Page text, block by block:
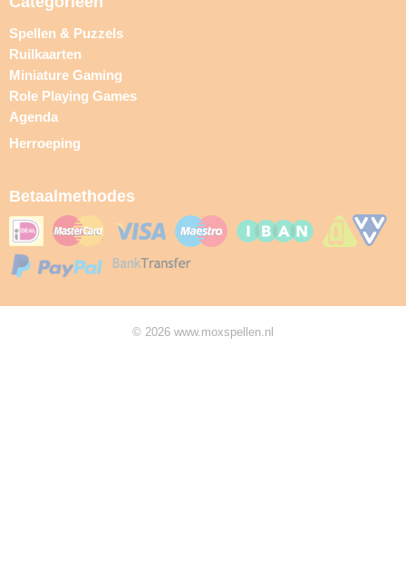
Spellen & Puzzels
Ruilkaarten
Miniature Gaming
Role Playing Games
Agenda
Herroeping
Betaalmethodes
© 2026 www.moxspellen.nl